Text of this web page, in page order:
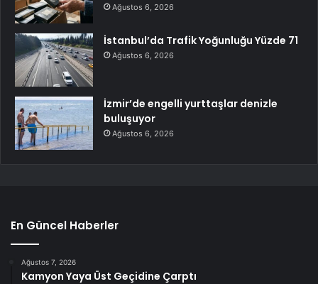
Ağustos 6, 2026
İstanbul’da Trafik Yoğunluğu Yüzde 71
Ağustos 6, 2026
İzmir’de engelli yurttaşlar denizle
buluşuyor
Ağustos 6, 2026
En Güncel Haberler
Ağustos 7, 2026
Kamyon Yaya Üst Geçidine Çarptı